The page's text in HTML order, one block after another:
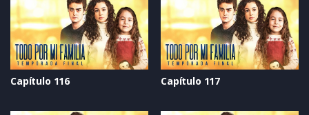
Capítulo 116 Capítulo 117